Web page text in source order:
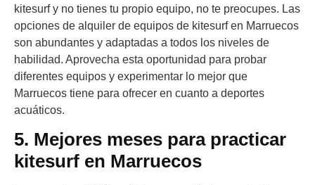
kitesurf y no tienes tu propio equipo, no te preocupes. Las
opciones de alquiler de equipos de kitesurf en Marruecos
son abundantes y adaptadas a todos los niveles de
habilidad. Aprovecha esta oportunidad para probar
diferentes equipos y experimentar lo mejor que
Marruecos tiene para ofrecer en cuanto a deportes
acuáticos.
5. Mejores meses para practicar
kitesurf en Marruecos